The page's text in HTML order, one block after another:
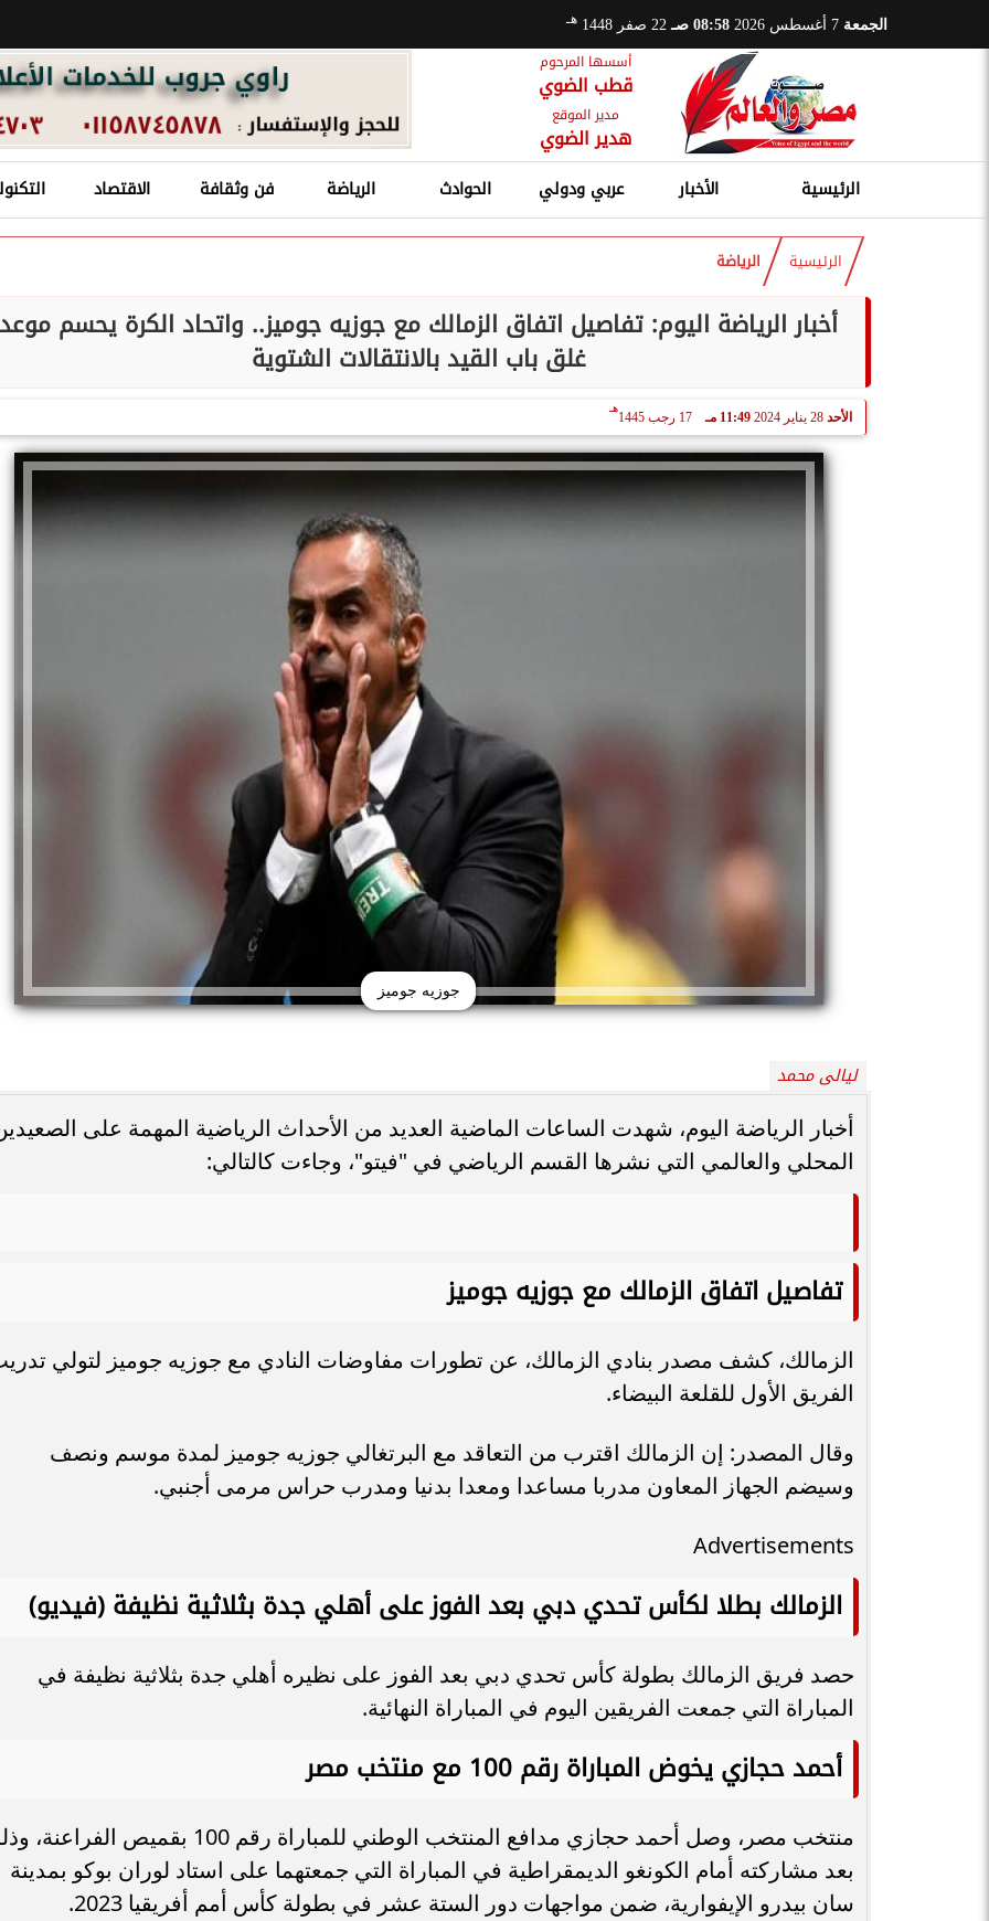
الجمعة 08:58 صـ 22 صفر 1448 هـ
أسسها المرحوم
قطب الضوي
مدير الموقع
هدير الضوي
الرئيسية الأخبار عربي ودولي الحوادث الرياضة فن وثقافة الاقتصاد
الرئيسية الرياضة
أخبار الرياضة اليوم: تفاصيل اتفاق الزمالك مع جوزيه جوميز.. واتحاد الكرة يحسم موعد
غلق باب القيد بالانتقالات الشتوية
الأحد 28 يناير 2024 11:49 مـ 17 رجب 1445
هـ
جوزيه جوميز
ليالى محمد
أخبار الرياضة اليوم، شهدت الساعات الماضية العديد من الأحداث الرياضية المهمة على
المحلي والعالمي التي نشرها القسم الرياضي في "فيتو"، وجاءت كالتالي:
تفاصيل اتفاق الزمالك مع جوزيه جوميز
الزمالك، كشف مصدر بنادي الزمالك، عن تطورات مفاوضات النادي مع جوزيه جوميز لتولي
الفريق الأول للقلعة البيضاء.
وقال المصدر: إن الزمالك اقترب من التعاقد مع البرتغالي جوزيه جوميز لمدة موسم ونصف
وسيضم الجهاز المعاون مدربا مساعدا ومعدا بدنيا ومدرب حراس مرمى أجنبي.
Advertisements
الزمالك بطلا لكأس تحدي دبي بعد الفوز على أهلي جدة بثلاثية نظيفة (فيديو)
حصد فريق الزمالك بطولة كأس تحدي دبي بعد الفوز على نظيره أهلي جدة بثلاثية نظيفة في
المباراة التي جمعت الفريقين اليوم في المباراة النهائية.
أحمد حجازي يخوض المباراة رقم 100 مع منتخب مصر
منتخب مصر، وصل أحمد حجازي مدافع المنتخب الوطني للمباراة رقم 100 بقميص
بعد مشاركته أمام الكونغو الديمقراطية في المباراة التي جمعتهما على استاد لوران بوكو بمدينة
سان بيدرو الإيفوارية، ضمن مواجهات دور الستة عشر في بطولة كأس أمم أفريقيا 2023.